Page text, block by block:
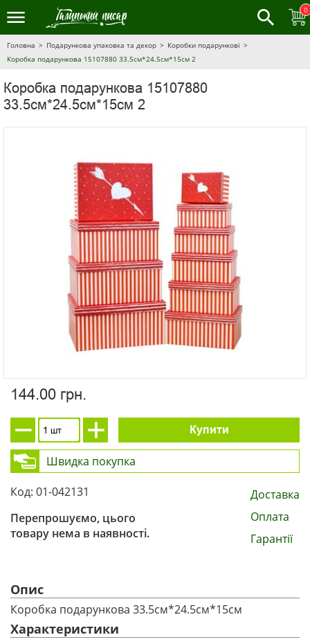
0
Головна Подарункова упаковка та декор
Коробки подарункові
Коробка подарункова 15107880 33.5см*24.5см*15см 2
Коробка подарункова 15107880
33.5см*24.5см*15см 2
144.00 грн.
Купити
Швидка покупка
Код: 01-042131
Перепрошуємо, цього
товару нема в наявності.
Доставка
Оплата
Гарантії
Опис
Коробка подарункова 33.5см*24.5см*15см
Характеристики